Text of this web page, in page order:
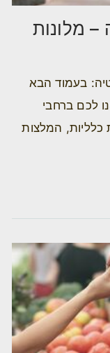
– מלונות
בעמוד הבא
לכם ברחבי
המלצות